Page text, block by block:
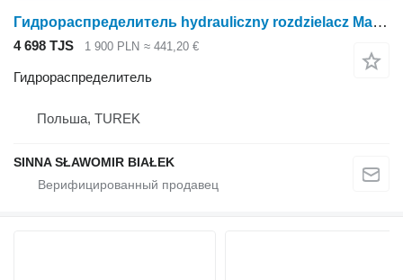
Гидрораспределитель hydrauliczny rozdzielacz Mach system sdm 143/2 Mailleux stoll Fa для трактора колесного
4 698 TJS 1 900 PLN ≈ 441,20 €
Гидрораспределитель
Польша, TUREK
SINNA SŁAWOMIR BIAŁEK